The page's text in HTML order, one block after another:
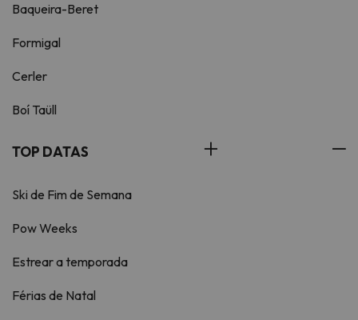
Baqueira-Beret
Formigal
Cerler
Boí Taüll
TOP DATAS
Ski de Fim de Semana
Pow Weeks
Estrear a temporada
Férias de Natal